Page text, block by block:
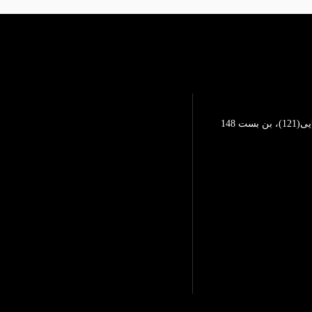
تهرانپارس، خیابان محمد رضایی(121)، بن بست 148